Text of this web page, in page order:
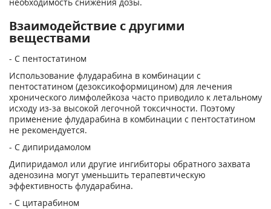
Взаимодействие с другими
веществами
- С пентостатином
Использование флударабина в комбинации с
пентостатином (дезоксикоформицином) для лечения
хронического лимфолейкоза часто приводило к летальному
исходу из-за высокой легочной токсичности. Поэтому
применение флударабина в комбинации с пентостатином
не рекомендуется.
- С дипиридамолом
Дипиридамол или другие ингибиторы обратного захвата
аденозина могут уменьшить терапевтическую
эффективность флударабина.
- С цитарабином